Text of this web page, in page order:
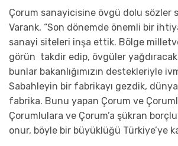
Çorum sanayicisine övgü dolu sözler
Varank, “Son dönemde önemli bir
sanayi siteleri inşa ettik. Bölge
görün takdir edip, övgüler
bunlar bakanlığımızın destekleriyle
Sabahleyin bir fabrikayı gezdik,
fabrika. Bunu yapan Çorum ve
Çorumlulara ve Çorum’a şükran
onur, böyle bir büyüklüğü Türkiye’ye